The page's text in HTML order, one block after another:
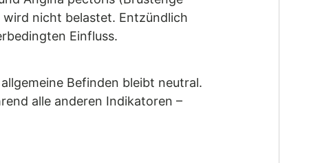
nicht belastet. Entzündlich
Einfluss.
Befinden bleibt neutral.
alle anderen Indikatoren –